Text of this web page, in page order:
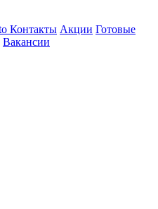
Контакты Акции Готовые
Вакансии